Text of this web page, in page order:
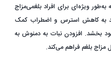
ویژه‌ای برای افراد بلغمی‌مزاج
به کاهش استرس و اضطراب کمک
بخشد. افزودن نبات به دمنوش به
مزاج بلغم فراهم می‌کند.